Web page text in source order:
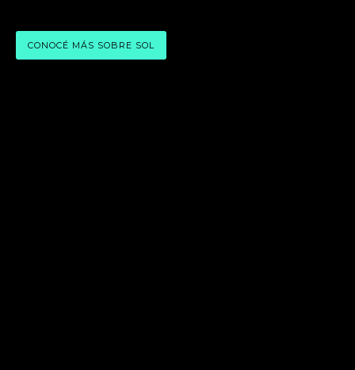
CONOCÉ MÁS SOBRE SOL